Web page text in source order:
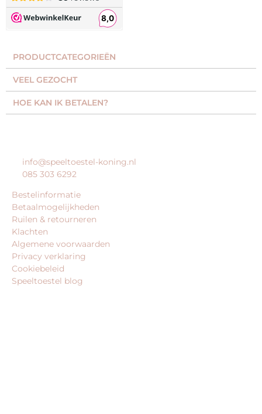
PRODUCTCATEGORIEËN​
VEEL GEZOCHT​
HOE KAN IK BETALEN?
info@speeltoestel-koning.nl
085 303 6292
Bestelinformatie
Betaalmogelijkheden
Ruilen & retourneren
Klachten
Algemene voorwaarden
Privacy verklaring
Cookiebeleid
Speeltoestel blog